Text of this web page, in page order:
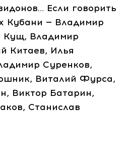
Если говорить
Кубани — Владимир
Кущ, Владимир
Китаев, Илья
Суренков,
Виталий Фурса,
Виктор Батарин,
Станислав